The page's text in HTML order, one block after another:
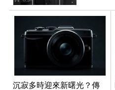
沉寂多時迎來新曙光？傳